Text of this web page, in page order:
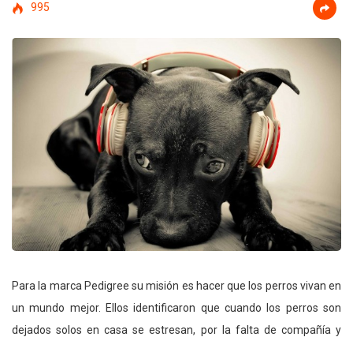
995
Para la marca Pedigree su misión es hacer que los perros vivan en
un mundo mejor. Ellos identificaron que cuando los perros son
dejados solos en casa se estresan, por la falta de compañía y